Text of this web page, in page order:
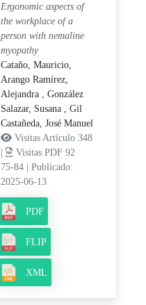
Ergonomic aspects of
the workplace of a
person with nemaline
myopathy
Cataño, Mauricio,
Arango Ramírez,
Alejandra , González
Salazar, Susana , Gil
Castañeda, José Manuel
Visitas Artículo 348
Visitas PDF 92
75-84
Publicado:
2025-06-13
PDF
FLIP
XML